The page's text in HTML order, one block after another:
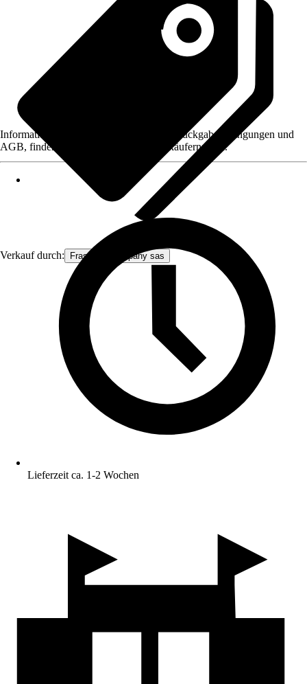
Verkauf durch: Frascio & company sas
Informationen des Verkäufers, wie z. B. Rückgabebedingungen und
AGB, finden Sie bei Klick auf den Verkäufernamen.
Lieferzeit ca. 1-2 Wochen